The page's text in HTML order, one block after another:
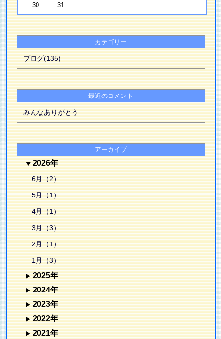
30
31
カテゴリー
ブログ(135)
最近のコメント
みんなありがとう
アーカイブ
2026年
6月（2）
5月（1）
4月（1）
3月（3）
2月（1）
1月（3）
2025年
2024年
2023年
2022年
2021年